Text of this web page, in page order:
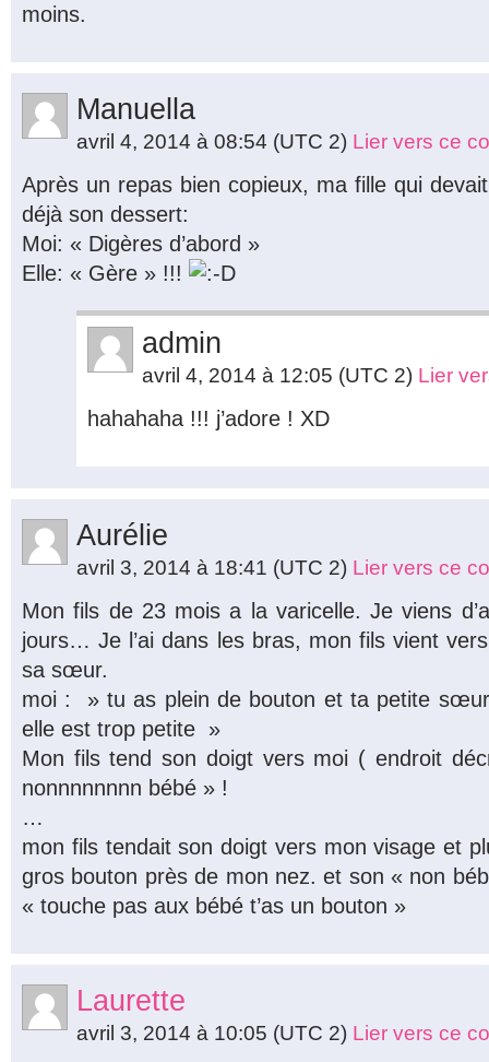
moins.
Manuella
avril 4, 2014 à 08:54 (UTC 2) Lier vers ce
Après un repas bien copieux, ma fille qui
déjà son dessert:
Moi: « Digères d’abord »
Elle: « Gère » !!!
admin
avril 4, 2014 à 12:05 (UTC 2) Lier
hahahaha !!! j’adore ! XD
Aurélie
avril 3, 2014 à 18:41 (UTC 2) Lier vers ce
Mon fils de 23 mois a la varicelle. Je viens
jours… Je l’ai dans les bras, mon fils vient
sa sœur.
moi : » tu as plein de bouton et ta petite
elle est trop petite »
Mon fils tend son doigt vers moi ( endroit
nonnnnnnnn bébé » !
…
mon fils tendait son doigt vers mon visage et
gros bouton près de mon nez. et son « non
« touche pas aux bébé t’as un bouton »
Laurette
avril 3, 2014 à 10:05 (UTC 2) Lier vers ce